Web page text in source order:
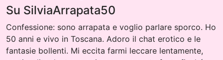
Su SilviaArrapata50
Confessione: sono arrapata e voglio parlare sporco. Ho
50 anni e vivo in Toscana. Adoro il chat erotico e le
fantasie bollenti. Mi eccita farmi leccare lentamente,